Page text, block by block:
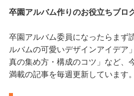
卒園アルバム作りのお役立ちブロ
卒園アルバム委員になったらまず
ルバムの可愛いデザインアイデア
真の集め方・構成のコツ」など、
満載の記事を毎週更新しています。